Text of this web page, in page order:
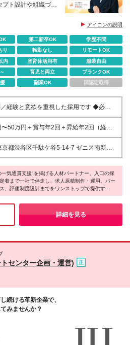
プト設計や組織づく
アイコンの説明
第二新卒OK
学歴不問
り 転勤なし
リモートOK
内 産育休活用有
服装自由
育児と両立
ブランクOK
副業OK 国認定取得
験と意欲を重視した採用です ◆必須
か1つ） ・法人営業のご経験 ・人材業界
（広告・紹介・RPOなど） ・採用担
います ・「売って終わり」の営業に物足
じている方 ・お客様の課題に深く入り込
や組織づくりに本気で向き合いたい方 ・
に考え、自分から動ける方
〜50万円＋賞与年2回＋昇給年2回（経
慮のうえ決定） ※経験・能力を考慮のう
す ※試用期間3カ月（条件・待遇の変動は
用成功への貢献が、 そのまま収入に反
年収アップ実例 ◎学生
→正社員→3年目で事業統括責任者 【年
年収450万円】 ◆ こんな方はぜひ
験に見合った年収を提示されていない
出しているのに、評価に反映されない方
30万円〜50万円の範囲で個別にご提示
京都渋谷区千駄ケ谷5-14-7 ゼニス南新宿
駅」より徒歩7分 ・東京メトロ「北参道
ん ◆ オフィス環境
ンク完備 ・服装・髪色・ネイル自由 ・
マートフォン貸与
気通貫支援"を掲げる人材パートナー。入口の採
着まで一社で伴走し、求人原稿制作・運用、パー
、評価制度設計までをワンストップで提供す
わり"ではなく"活躍し続ける組織"を共創すること
アントの事業成長に本気でコミットする姿勢が、
に表れている。
詳細を見る
センター企画・運営)
続ける革新企業で、
みませんか？